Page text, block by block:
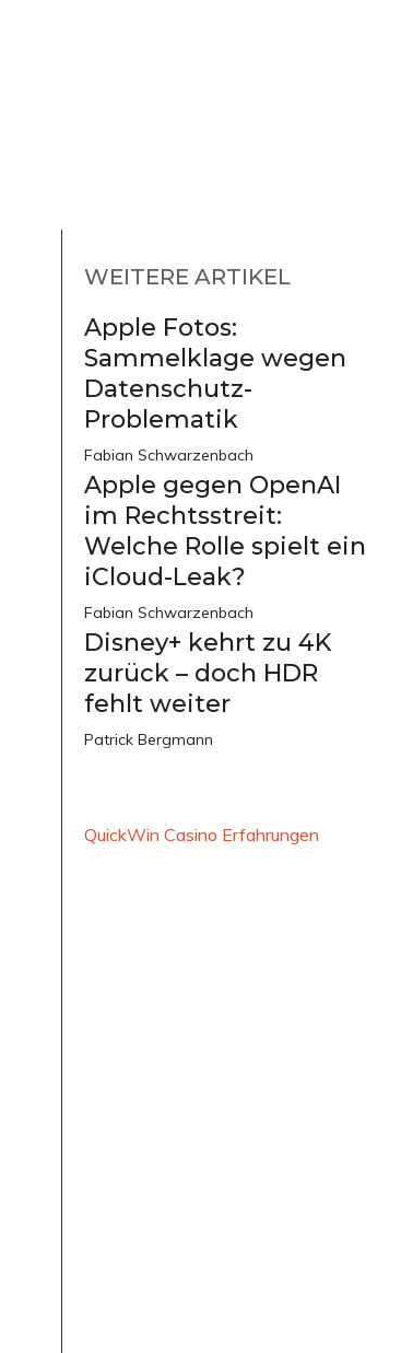
WEITERE ARTIKEL
Apple Fotos:
Sammelklage wegen
Datenschutz-
Problematik
Fabian Schwarzenbach
Apple gegen OpenAI
im Rechtsstreit:
Welche Rolle spielt ein
iCloud-Leak?
Fabian Schwarzenbach
Disney+ kehrt zu 4K
zurück – doch HDR
fehlt weiter
Patrick Bergmann
QuickWin Casino Erfahrungen